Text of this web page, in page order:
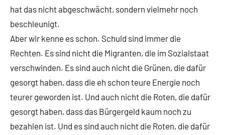
hat das nicht abgeschwächt, sondern vielmehr noch
beschleunigt.
Aber wir kenne es schon. Schuld sind immer die
Rechten. Es sind nicht die Migranten, die im Sozialstaat
verschwinden. Es sind auch nicht die Grünen, die dafür
gesorgt haben, dass die eh schon teure Energie noch
teurer geworden ist. Und auch nicht die Roten, die dafür
gesorgt haben, dass das Bürgergeld kaum noch zu
bezahlen ist. Und es sind auch nicht die Roten, die dafür